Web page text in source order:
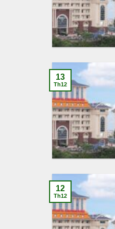
13
Th12
12
Th12